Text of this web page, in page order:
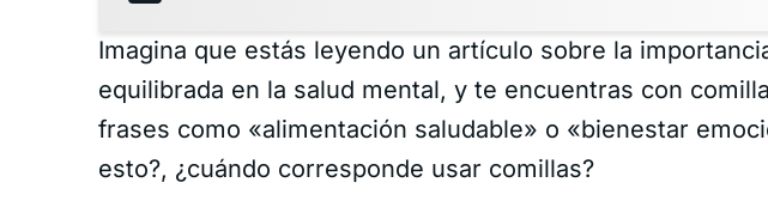
Imagina que estás leyendo un artículo sobre la
equilibrada en la salud mental, y te encuentras con
frases como «alimentación saludable» o «bienestar
esto?, ¿cuándo corresponde usar comillas?